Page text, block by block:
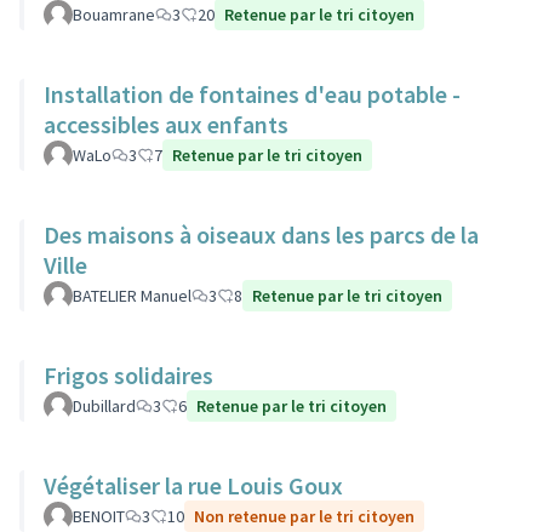
Bouamrane 3 20 Retenue par le tri citoyen
Installation de fontaines d'eau potable -
accessibles aux enfants
WaLo 3 7 Retenue par le tri citoyen
Des maisons à oiseaux dans les parcs de la
Ville
BATELIER Manuel 3 8 Retenue par le tri citoyen
Frigos solidaires
Dubillard 3 6 Retenue par le tri citoyen
Végétaliser la rue Louis Goux
BENOIT 3 10 Non retenue par le tri citoyen